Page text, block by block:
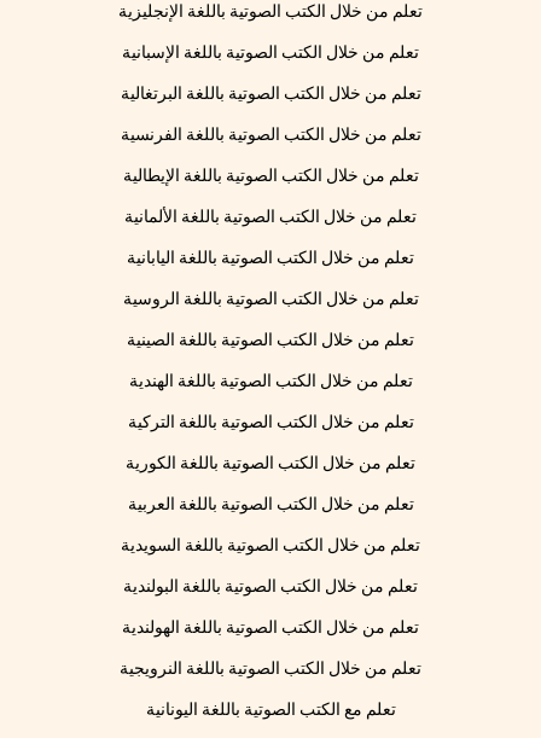
تعلم من خلال الكتب الصوتية باللغة الإنجليزية
تعلم من خلال الكتب الصوتية باللغة الإسبانية
تعلم من خلال الكتب الصوتية باللغة البرتغالية
تعلم من خلال الكتب الصوتية باللغة الفرنسية
تعلم من خلال الكتب الصوتية باللغة الإيطالية
تعلم من خلال الكتب الصوتية باللغة الألمانية
تعلم من خلال الكتب الصوتية باللغة اليابانية
تعلم من خلال الكتب الصوتية باللغة الروسية
تعلم من خلال الكتب الصوتية باللغة الصينية
تعلم من خلال الكتب الصوتية باللغة الهندية
تعلم من خلال الكتب الصوتية باللغة التركية
تعلم من خلال الكتب الصوتية باللغة الكورية
تعلم من خلال الكتب الصوتية باللغة العربية
تعلم من خلال الكتب الصوتية باللغة السويدية
تعلم من خلال الكتب الصوتية باللغة البولندية
تعلم من خلال الكتب الصوتية باللغة الهولندية
تعلم من خلال الكتب الصوتية باللغة النرويجية
تعلم مع الكتب الصوتية باللغة اليونانية